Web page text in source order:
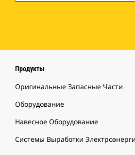
Продукты
Оригинальные Запасные Части
Оборудование
Навесное Оборудование
Системы Выработки